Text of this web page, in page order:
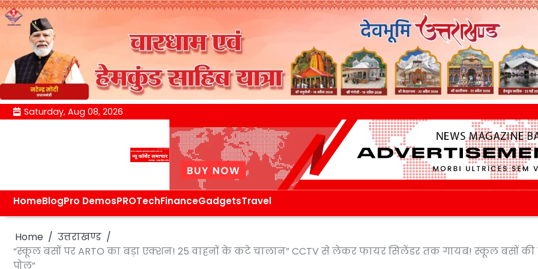
Skip Saturday, Aug 08, 2026
HomeBlogPro DemosPROTechFinanceGadgetsTravel
Home
उत्तराखण्ड
“स्कूल बसों पर ARTO का बड़ा एक्शन! 25 वाहनों के कटे चालान” CCTV से लेकर फायर सिलेंडर तक गायब! स्कूल बसों
पोल”